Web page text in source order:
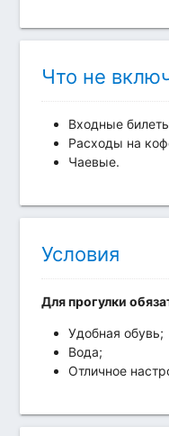
Что не
Входные
Расходы на
Чаевые.
Условия
Для прогулки
Удобная обувь;
Вода;
Отличное